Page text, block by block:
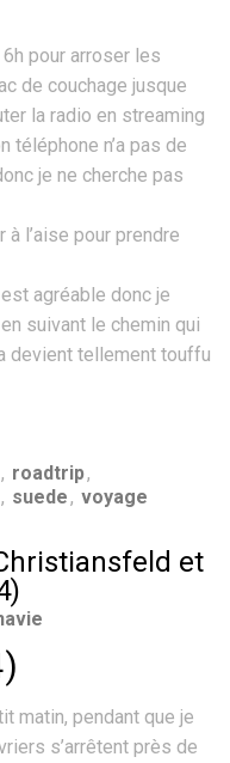
pour arroser les
de couchage jusque
la radio en streaming
téléphone n’a pas de
je ne cherche pas
l’aise pour prendre
agréable donc je
suivant le chemin qui
devient tellement touffu
, roadtrip,
, suede, voyage
et
matin, pendant que je
s’arrêtent près de